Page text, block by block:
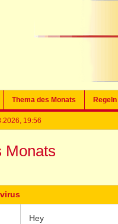
Thema des Monats Regeln
19:56
Monats
Hey